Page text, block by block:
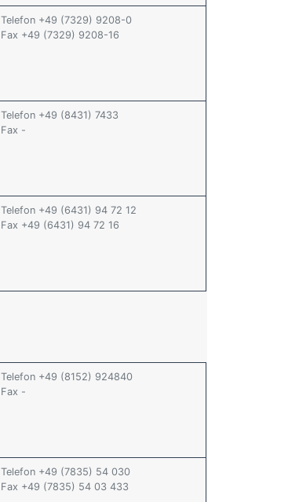
Telefon +49 (7329) 9208-0
Fax +49 (7329) 9208-16
Telefon +49 (8431) 7433
Fax -
Telefon +49 (6431) 94 72 12
Fax +49 (6431) 94 72 16
Telefon +49 (8152) 924840
Fax -
Telefon +49 (7835) 54 030
Fax +49 (7835) 54 03 433